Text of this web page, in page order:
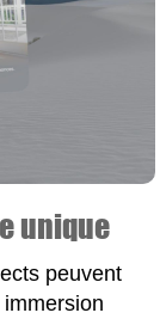
unique
peuvent